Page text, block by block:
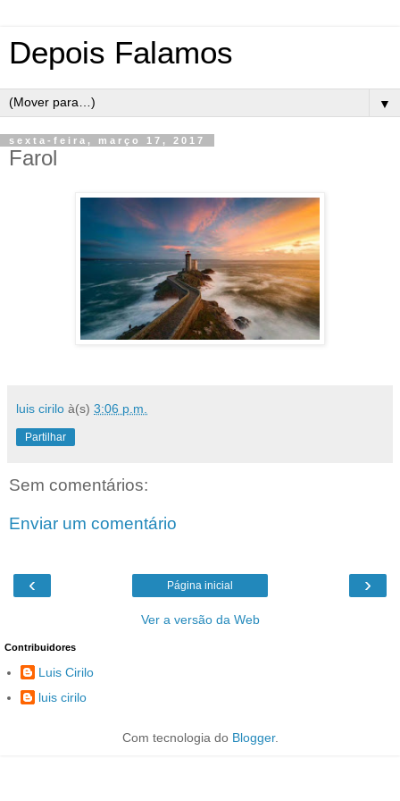
Depois Falamos
▼
sexta-feira, março 17, 2017
Farol
luis cirilo à(s) 3:06 p.m.
Partilhar
Sem comentários:
Enviar um comentário
‹ ›
Página inicial
Ver a versão da Web
Contribuidores
Luis Cirilo
luis cirilo
Com tecnologia do Blogger.